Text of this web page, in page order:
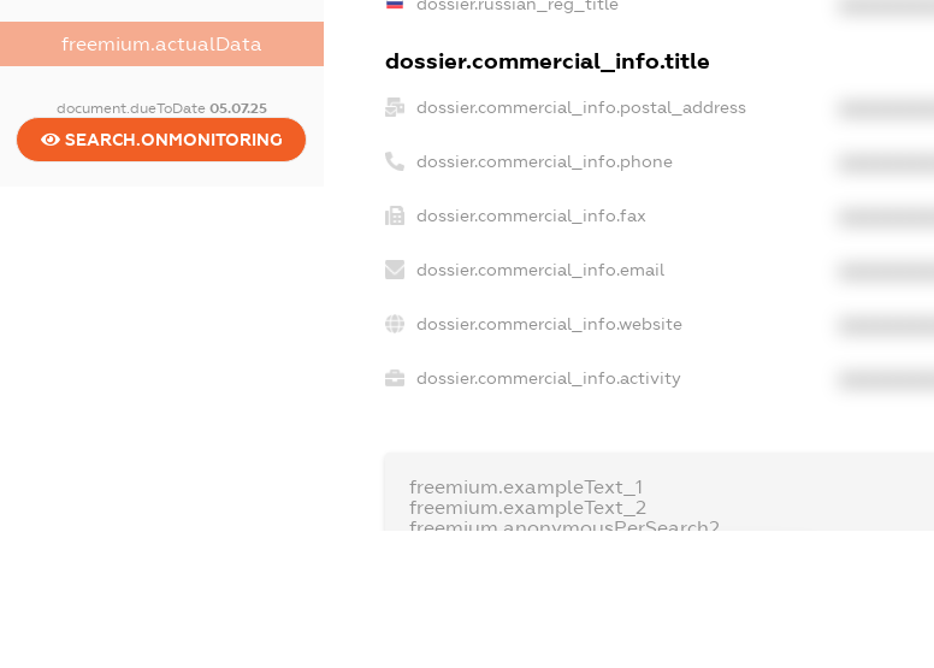
freemium.actualData
document.dueToDate 05.07.25
SEARCH.ONMONITORING
dossier.russian_reg_title
dossier.commercial_info.title
dossier.commercial_info.postal_address
dossier.commercial_info.phone
dossier.commercial_info.fax
dossier.commercial_info.email
dossier.commercial_info.website
dossier.commercial_info.activity
freemium.exampleText_1
freemium.exampleText_2
freemium.anonymousPerSearch2